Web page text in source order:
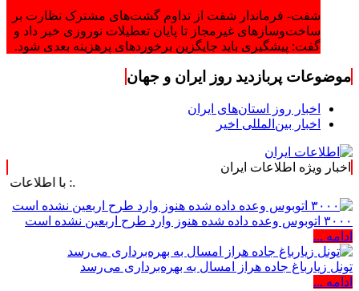
شفت- فرماندار شفت از تداوم گشت‌های مشترک نظارت بر
ساخت‌وسازهای غیرمجاز تا پایان تعطیلات نوروزی خبر داد و
گفت: پیشگیری باید جایگزین برخوردهای پرهزینه بعدی شود.
موضوعات پربازدید روز ایران و جهان
اخبار روز استان‌های ایران
اخبار بین‌المللی اخیر
اخبار ویژه اطلاعات ایران
.: با اطلاعات ایران،
۳۰۰۰ اتوبوس وعده داده شده هنوز وارد طرح اربعین نشده است
ادامه ...
تونل زیارباغ جاده هراز امسال به بهره‌برداری می‌رسد
ادامه ...